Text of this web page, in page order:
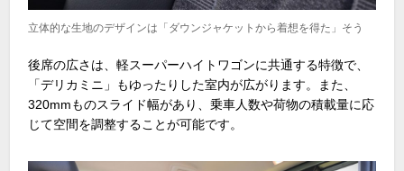
立体的な生地のデザインは「ダウンジャケットから着想を得た」そう
後席の広さは、軽スーパーハイトワゴンに共通する特徴で、
「デリカミニ」もゆったりした室内が広がります。また、
320mmものスライド幅があり、乗車人数や荷物の積載量に応
じて空間を調整することが可能です。